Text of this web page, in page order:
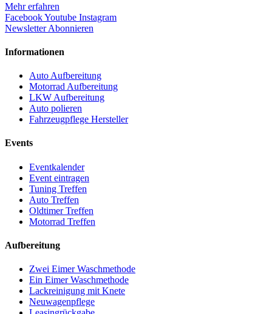
Mehr erfahren
FacebookYoutube Instagram
Newsletter Abonnieren
Informationen
Auto Aufbereitung
Motorrad Aufbereitung
LKW Aufbereitung
Auto polieren
Fahrzeugpflege Hersteller
Events
Eventkalender
Event eintragen
Tuning Treffen
Auto Treffen
Oldtimer Treffen
Motorrad Treffen
Aufbereitung
Zwei Eimer Waschmethode
Ein Eimer Waschmethode
Lackreinigung mit Knete
Neuwagenpflege